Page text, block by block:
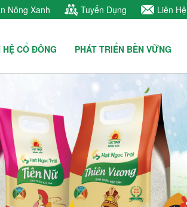
Nông Xanh Tuyển Dụng Liên Hệ
HỆ CỔ ĐÔNG PHÁT TRIỂN BỀN VỮNG